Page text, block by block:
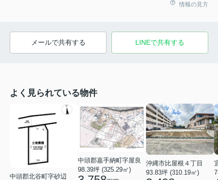
情報の見方
メールで共有する LINEで共有する
よく見られている物件
中頭郡北谷町字砂辺
中頭郡嘉手納町字屋良
98.39坪 (325.29㎡)
沖縄市比屋根４丁目
93.83坪 (310.19㎡)